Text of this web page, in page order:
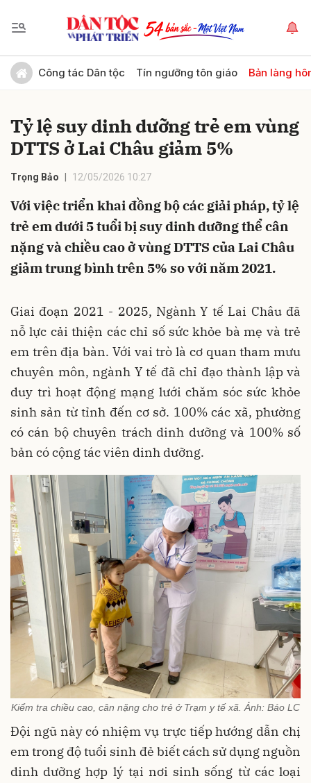
Công tác Dân tộc Tín ngưỡng tôn giáo Bản làng
Tỷ lệ suy dinh dưỡng trẻ em vùng
DTTS ở Lai Châu giảm 5%
Trọng Bảo 12/05/2026 10:27
Với việc triển khai đồng bộ các giải pháp, tỷ lệ
trẻ em dưới 5 tuổi bị suy dinh dưỡng thể cân
nặng và chiều cao ở vùng DTTS của Lai Châu
giảm trung bình trên 5% so với năm 2021.
Giai đoạn 2021 - 2025, Ngành Y tế Lai Châu đã
nỗ lực cải thiện các chỉ số sức khỏe bà mẹ và trẻ
em trên địa bàn. Với vai trò là cơ quan tham mưu
chuyên môn, ngành Y tế đã chỉ đạo thành lập và
duy trì hoạt động mạng lưới chăm sóc sức khỏe
sinh sản từ tỉnh đến cơ sở. 100% các xã, phường
có cán bộ chuyên trách dinh dưỡng và 100% số
bản có cộng tác viên dinh dưỡng.
Kiểm tra chiều cao, cân nặng cho trẻ ở Trạm y tế xã. Ảnh: Báo LC
Đội ngũ này có nhiệm vụ trực tiếp hướng dẫn chị
em trong độ tuổi sinh đẻ biết cách sử dụng nguồn
dinh dưỡng hợp lý tại nơi sinh sống từ các loại
Gửi bình luận
Hủy Gửi